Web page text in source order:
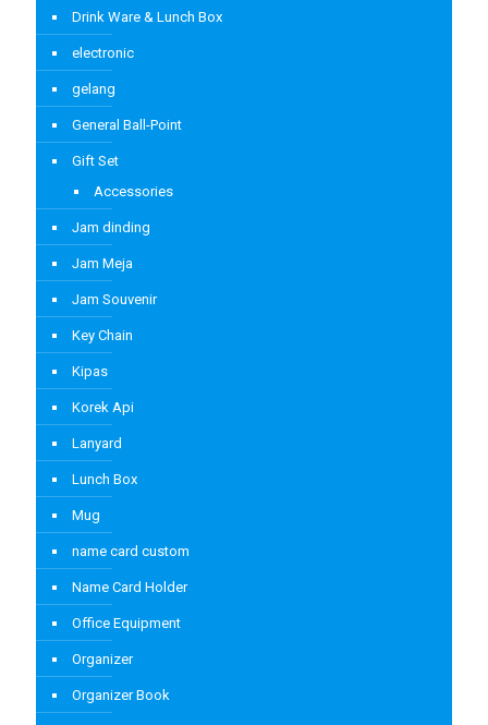
Drink Ware & Lunch Box
electronic
gelang
General Ball-Point
Gift Set
Accessories
Jam dinding
Jam Meja
Jam Souvenir
Key Chain
Kipas
Korek Api
Lanyard
Lunch Box
Mug
name card custom
Name Card Holder
Office Equipment
Organizer
Organizer Book